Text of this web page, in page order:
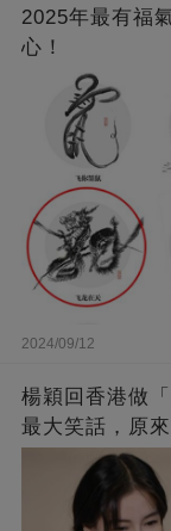
2025年最有福
心！
2024/09/12
楊穎回香港做
最大笑話，原